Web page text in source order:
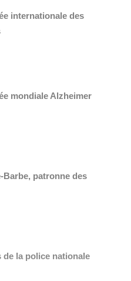
internationale des
mondiale Alzheimer
Barbe, patronne des
de la police nationale